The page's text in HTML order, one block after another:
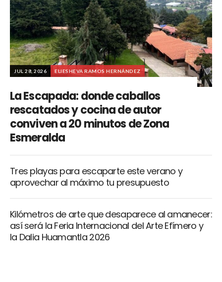
JUL 28, 2026 ELIESHEVA RAMOS HERNÁNDEZ
La Escapada: donde caballos
rescatados y cocina de autor
conviven a 20 minutos de Zona
Esmeralda
Tres playas para escaparte este verano y
aprovechar al máximo tu presupuesto
Kilómetros de arte que desaparece al amanecer:
así será la Feria Internacional del Arte Efímero y
la Dalia Huamantla 2026